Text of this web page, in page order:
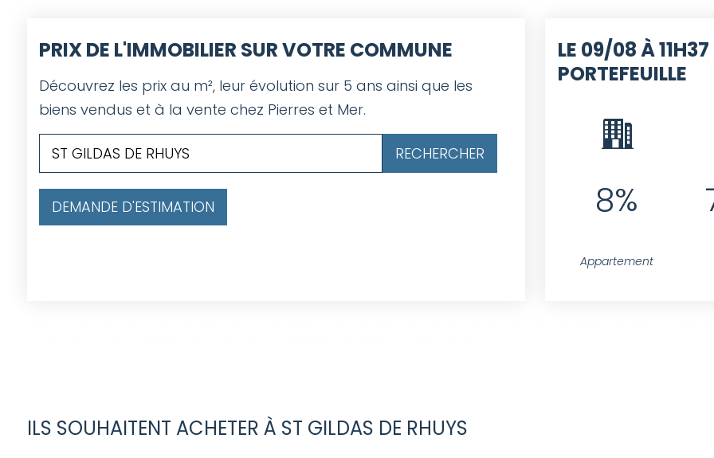
PRIX DE L'IMMOBILIER SUR VOTRE COMMUNE
Découvrez les prix au m², leur évolution sur 5 ans ainsi que les
biens vendus et à la vente chez Pierres et Mer.
DEMANDE D'ESTIMATION
LE 09/08 À 11H37
PORTEFEUILLE
8%
Appartement
ILS SOUHAITENT ACHETER À ST GILDAS DE RHUYS